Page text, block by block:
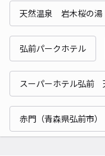
天然温泉 岩木桜の
弘前パークホテル
スーパーホテル弘前
赤門（青森県弘前市）